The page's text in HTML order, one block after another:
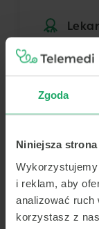
Zgoda
Niniejsza
i reklam, aby
analizować ruch
korzystasz z
8
-
-